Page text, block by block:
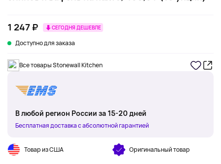
1 247 ₽ СЕГОДНЯ ДЕШЕВЛЕ
Доступно для заказа
Все товары Stonewall Kitchen
В любой регион России за 15-20 дней
Бесплатная доставка с абсолютной гарантией
Товар из США Оригинальный товар